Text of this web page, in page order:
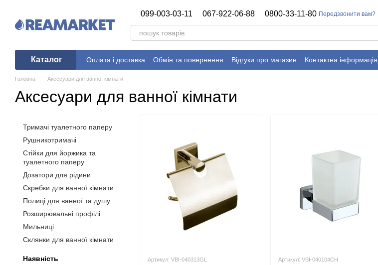
099-003-03-11 067-922-06-88 0800-33-11-80 Передзвонити вам?
Каталог Оплата і доставка Обмін та повернення Відгуки про магазин Контактна інформація
Головна Аксесуари для ванної кімнати
Аксесуари для ванної кімнати
Артикул: VBI-040313GL Артикул: VBI-040104CH
Тримачі туалетного паперу
Рушникотримачі
Стійки для йоржика та
туалетного паперу
Дозатори для рідини
Скребки для ванної кімнати
Полиці для ванної та душу
Розширювальні профілі
Мильниці
Склянки для ванної кімнати
Наявність